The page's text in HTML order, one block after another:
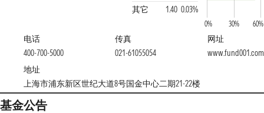
其它
1.40 0.03%
0% 30% 60%
电话
400-700-5000
传真
021-61055054
网址
www.fund001.com
地址
上海市浦东新区世纪大道8号国金中心二期21-22楼
基金公告